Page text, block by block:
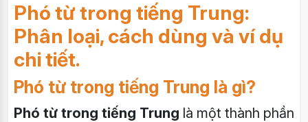
Phó từ trong tiếng Trung:
Phân loại, cách dùng và ví dụ
chi tiết.
Phó từ trong tiếng Trung là gì?
Phó từ trong tiếng Trung là một thành phần